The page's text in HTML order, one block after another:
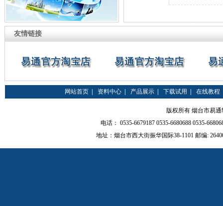
友情链接
网站首页 资料中心 产品展示 下载试用 在线教程
版权所有 烟台市易通
电话： 0535-6679187 0535-6680688 0535-
地址：烟台市西大街振华国际38-1101 邮编: